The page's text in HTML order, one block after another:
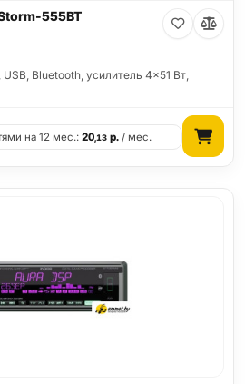
555BT
Bluetooth, усилитель 4x51 Вт,
на 12 мес.:20,13 р. / мес.